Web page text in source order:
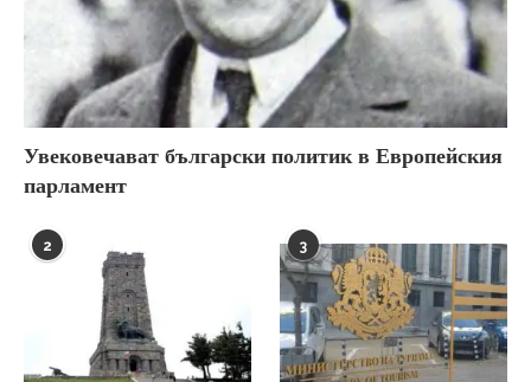
Увековечават български политик в Европейския
парламент
2 3